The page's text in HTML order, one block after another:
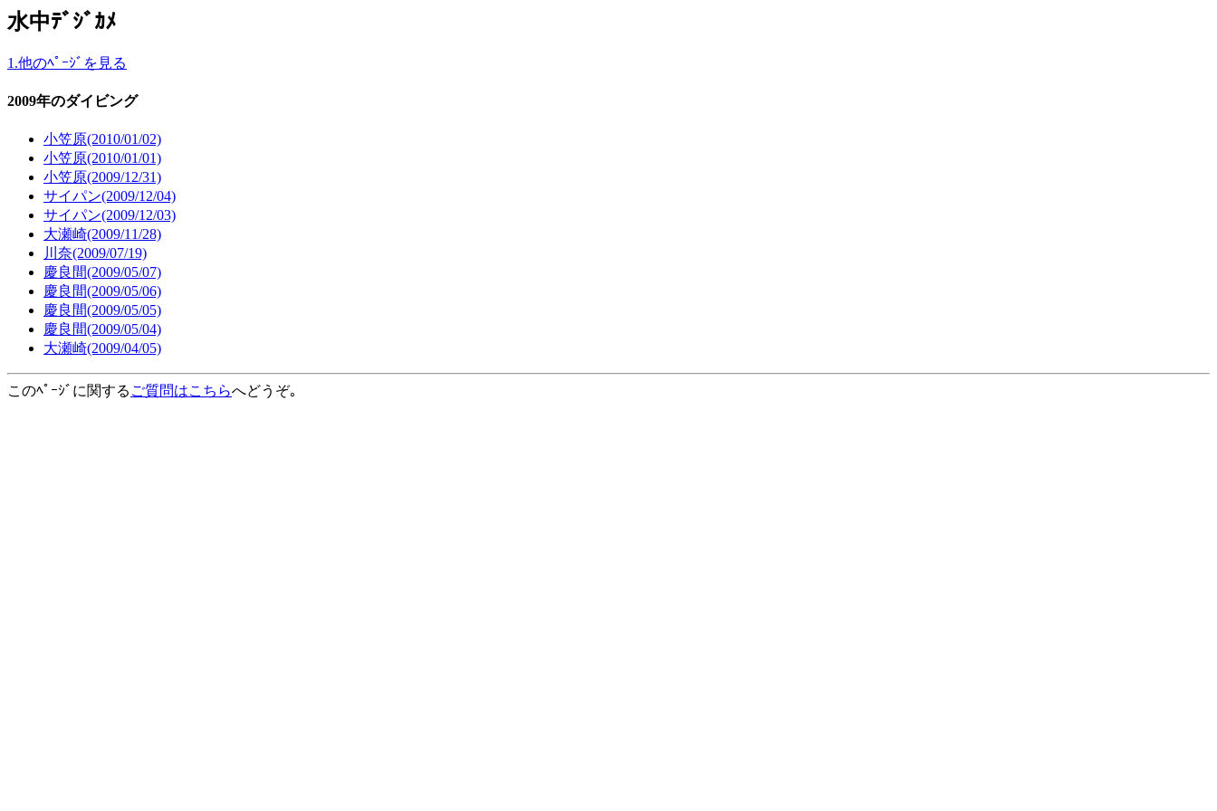
水中ﾃﾞｼﾞｶﾒ
1.他のﾍﾟｰｼﾞを見る
2009年のダイビング
小笠原(2010/01/02)
小笠原(2010/01/01)
小笠原(2009/12/31)
サイパン(2009/12/04)
サイパン(2009/12/03)
大瀬崎(2009/11/28)
川奈(2009/07/19)
慶良間(2009/05/07)
慶良間(2009/05/06)
慶良間(2009/05/05)
慶良間(2009/05/04)
大瀬崎(2009/04/05)
このﾍﾟｰｼﾞに関する ご質問はこちらへどうぞ｡